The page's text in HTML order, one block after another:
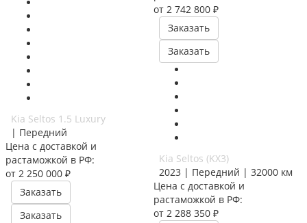
Kia Seltos 1.5 Luxury
| Передний
Цена с доставкой и
растаможкой в РФ:
от 2 250 000 ₽
Заказать
Заказать
от 2 742 800 ₽
Заказать
Заказать
Kia Seltos (KX3)
2023 | Передний | 32000 км
Цена с доставкой и
растаможкой в РФ:
от 2 288 350 ₽